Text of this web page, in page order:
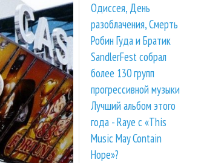
Одиссея, День
разоблачения, Смерть
Робин Гуда и Братик
SandlerFest собрал
более 130 групп
прогрессивной музыки
Лучший альбом этого
года - Raye с «This
Music May Contain
Hope»?